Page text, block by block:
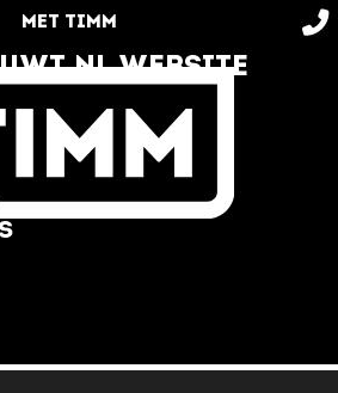
MET TIMM
WEBSITE